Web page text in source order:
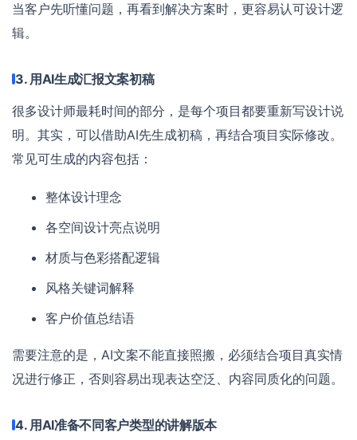
当客户先听懂问题，再看到解决方案时，更容易认可设计逻
辑。
3. 用AI生成汇报文案初稿
很多设计师最耗时间的部分，是每个项目都要重新写设计说
明。其实，可以借助AI先生成初稿，再结合项目实际修改。
常见可生成的内容包括：
整体设计理念
各空间设计亮点说明
材质与色彩搭配逻辑
风格关键词解释
客户价值总结语
需要注意的是，AI文案不能直接照搬，必须结合项目真实情
况进行修正，否则容易出现表达空泛、内容同质化的问题。
4. 用AI准备不同客户类型的讲解版本